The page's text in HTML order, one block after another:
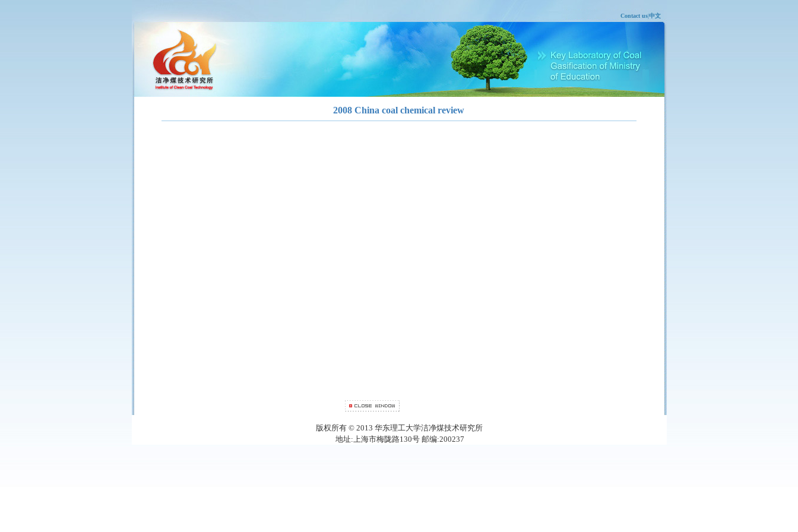
Contact us|中文
2008 China coal chemical review
版权所有 © 2013 华东理工大学洁净煤技术研究所
地址:上海市梅陇路130号 邮编:200237